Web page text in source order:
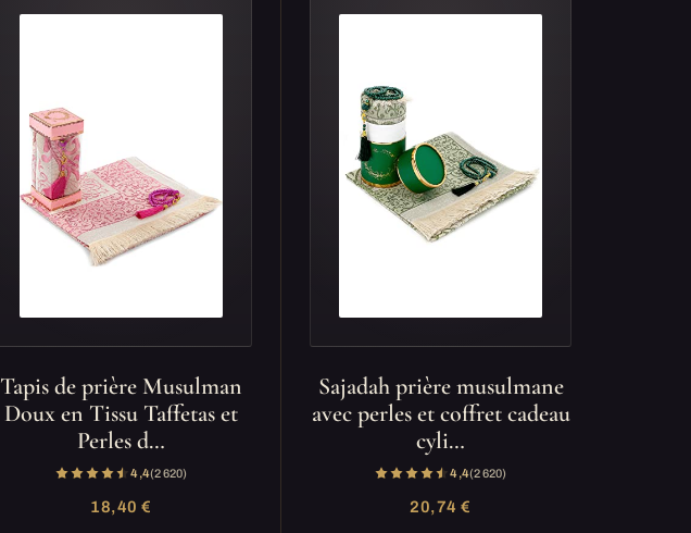
Tapis de prière Musulman
Doux en Tissu Taffetas et
Perles d…
4,4(2 620)
18,40 €
Sajadah prière musulmane
avec perles et coffret cadeau
cyli…
4,4(2 620)
20,74 €